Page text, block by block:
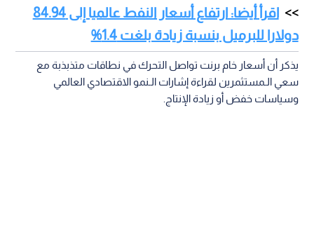
اقرأ أيضا: ارتفاع أسعار النفط عالميا إلى 84.94
دولارا للبرميل بنسبة زيادة بلغت 1.4%
يذكر أن أسعار خام برنت تواصل التحرك في نطاقات متذبذبة مع
سعي الـمستثمرين لقراءة إشارات الـنمو الاقتصادي العالمي
وسياسات خفض أو زيادة الإنتاج.